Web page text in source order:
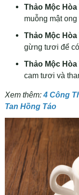
Thảo Mộc Hòa
muỗng mật
Thảo Mộc
gừng tươi để
Thảo Mộc Hòa
cam tươi và
Xem thêm:4 Công
Tan Hồng Táo